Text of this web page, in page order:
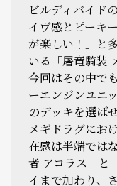
ビルディバイド
イヴ感とピーキ
が楽しい！」と
いる「屠竜騎装
今回はその中で
ーエンジンユニ
のデッキを選ば
メギドラグにお
在感は半端では
者 アコラス」と
イまで加わり、